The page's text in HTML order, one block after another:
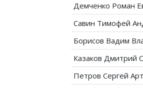
Демченко Роман
Савин Тимофей
Борисов Вадим
Казаков Дмитрий
Петров Сергей